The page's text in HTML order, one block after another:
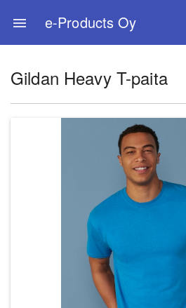
menu e-Products Oy
Gildan Heavy T-paita